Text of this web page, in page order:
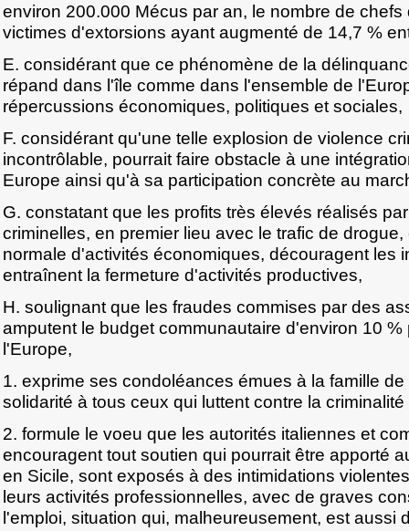
environ 200.000 Mécus par an, le nombre de
victimes d'extorsions ayant augmenté de 14,7 %
E. considérant que ce phénomène de la
répand dans l'île comme dans l'ensemble de
répercussions économiques, politiques et sociales,
F. considérant qu'une telle explosion de violence
incontrôlable, pourrait faire obstacle à une
Europe ainsi qu'à sa participation concrète au
G. constatant que les profits très élevés réalisés
criminelles, en premier lieu avec le trafic de
normale d'activités économiques, découragent les
entraînent la fermeture d'activités productives,
H. soulignant que les fraudes commises par des
amputent le budget communautaire d'environ 10
l'Europe,
1. exprime ses condoléances émues à la famille
solidarité à tous ceux qui luttent contre la
2. formule le voeu que les autorités italiennes et
encouragent tout soutien qui pourrait être apporté
en Sicile, sont exposés à des intimidations
leurs activités professionnelles, avec de graves
l'emploi, situation qui, malheureusement, est aussi